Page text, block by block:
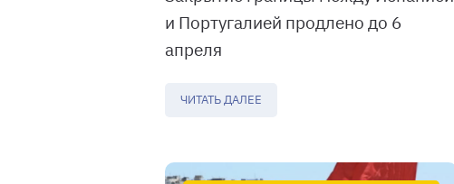
и Португалией продлено до 6
апреля
ЧИТАТЬ ДАЛЕЕ